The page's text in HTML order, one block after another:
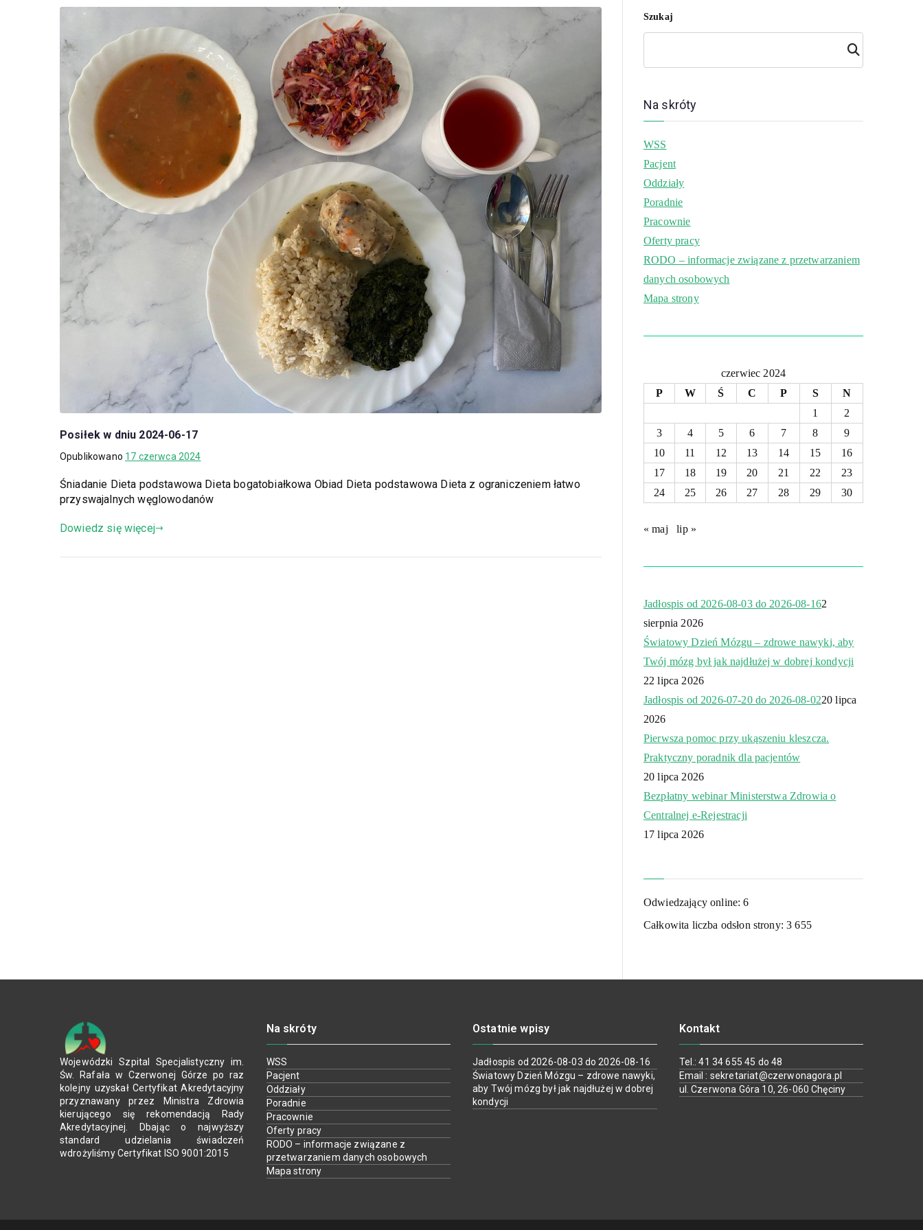
Posiłek w dniu 2024-06-17
Opublikowano 17 czerwca 2024
Śniadanie Dieta podstawowa Dieta bogatobiałkowa Obiad Dieta podstawowa Dieta z ograniczeniem łatwo
przyswajalnych węglowodanów
Dowiedz się więcej
Szukaj
Szuk
aj
Na skróty
WSS
Pacjent
Oddziały
Poradnie
Pracownie
Oferty pracy
RODO – informacje związane z przetwarzaniem
danych osobowych
Mapa strony
czerwiec 2024
P
W Ś C P S
N
1
2
3
4 5 6 7 8
9
10
11 12 13 14 15
16
17
18 19 20 21 22
23
24
25 26 27 28 29 30
« maj lip »
Jadłospis od 2026-08-03 do 2026-08-162
sierpnia 2026
Światowy Dzień Mózgu – zdrowe nawyki, aby
Twój mózg był jak najdłużej w dobrej kondycji
22 lipca 2026
Jadłospis od 2026-07-20 do 2026-08-0220 lipca
2026
Pierwsza pomoc przy ukąszeniu kleszcza.
Praktyczny poradnik dla pacjentów
20 lipca 2026
Bezpłatny webinar Ministerstwa Zdrowia o
Centralnej e-Rejestracji
17 lipca 2026
Odwiedzający online:6
Całkowita liczba odsłon strony:3 655
Wojewódzki Szpital Specjalistyczny im.
Św. Rafała w Czerwonej Górze po raz
kolejny uzyskał Certyfikat Akredytacyjny
przyznawany przez Ministra Zdrowia
kierującego się rekomendacją Rady
Akredytacyjnej. Dbając o najwyższy
standard udzielania świadczeń
wdrożyliśmy Certyfikat ISO 9001:2015
Na skróty
WSS
Pacjent
Oddziały
Poradnie
Pracownie
Oferty pracy
RODO – informacje związane z
przetwarzaniem danych osobowych
Mapa strony
Ostatnie wpisy
Jadłospis od 2026-08-03 do 2026-08-16
Światowy Dzień Mózgu – zdrowe nawyki,
aby Twój mózg był jak najdłużej w dobrej
kondycji
Kontakt
Tel.: 41 34 655 45 do 48
Email : sekretariat@czerwonagora.pl
ul. Czerwona Góra 10, 26-060 Chęciny